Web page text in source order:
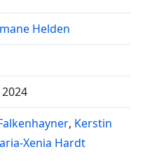
Helden
Kerstin
Xenia Hardt